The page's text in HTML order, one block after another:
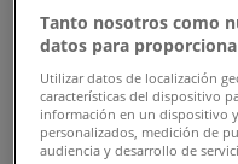
Tanto nosotros como
datos para
Utilizar datos de localización
características del dispositivo
información en un dispositivo
personalizados, medición de
audiencia y desarrollo de